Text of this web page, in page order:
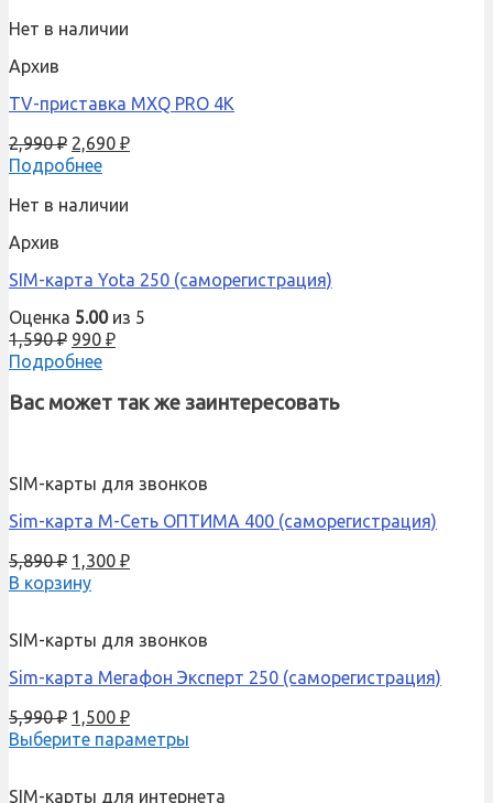
Нет в наличии
Архив
TV-приставка MXQ PRO 4K
2,990₽ 2,690 ₽
Подробнее
Нет в наличии
Архив
SIM-карта Yota 250 (саморегистрация)
Оценка 5.00из 5
1,590₽ 990 ₽
Подробнее
Вас может так же заинтересовать
SIM-карты для звонков
Sim-карта М-Сеть ОПТИМА 400 (саморегистрация)
5,890₽ 1,300 ₽
В корзину
SIM-карты для звонков
Sim-карта Мегафон Эксперт 250 (саморегистрация)
5,990₽ 1,500 ₽
Выберите параметры
SIM-карты для интернета